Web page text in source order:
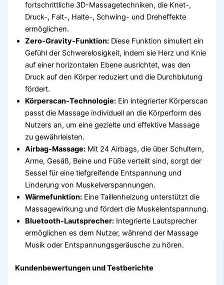
fortschrittliche 3D-Massagetechniken, die Knet-,
Druck-, Falt-, Halte-, Schwing- und Dreheffekte
ermöglichen.
Zero-Gravity-Funktion: Diese Funktion simuliert ein
Gefühl der Schwerelosigkeit, indem sie Herz und Knie
auf einer horizontalen Ebene ausrichtet, was den
Druck auf den Körper reduziert und die Durchblutung
fördert.
Körperscan-Technologie: Ein integrierter Körperscan
passt die Massage individuell an die Körperform des
Nutzers an, um eine gezielte und effektive Massage
zu gewährleisten.
Airbag-Massage: Mit 24 Airbags, die über Schultern,
Arme, Gesäß, Beine und Füße verteilt sind, sorgt der
Sessel für eine tiefgreifende Entspannung und
Linderung von Muskelverspannungen.
Wärmefunktion: Eine Taillenheizung unterstützt die
Massagewirkung und fördert die Muskelentspannung.
Bluetooth-Lautsprecher: Integrierte Lautsprecher
ermöglichen es dem Nutzer, während der Massage
Musik oder Entspannungsgeräusche zu hören.
Kundenbewertungen und Testberichte